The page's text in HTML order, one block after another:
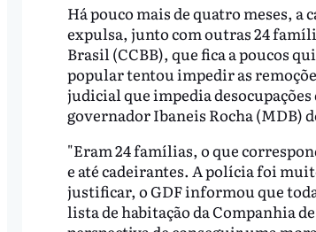
Há pouco mais de quatro meses, a
expulsa, junto com outras 24
Brasil (CCBB), que fica a poucos
popular tentou impedir as
judicial que impedia
governador Ibaneis Rocha (MDB)
"Eram 24 famílias, o que
e até cadeirantes. A polícia foi
justificar, o GDF informou que
lista de habitação da Companhia